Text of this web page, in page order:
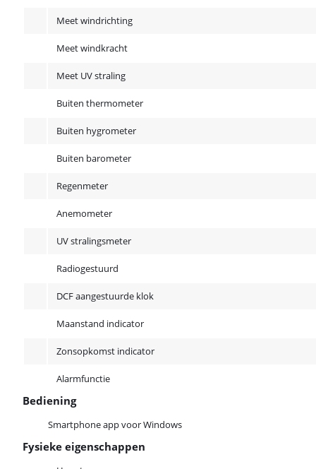
Meet windrichting
Meet windkracht
Meet UV straling
Buiten thermometer
Buiten hygrometer
Buiten barometer
Regenmeter
Anemometer
UV stralingsmeter
Radiogestuurd
DCF aangestuurde klok
Maanstand indicator
Zonsopkomst indicator
Alarmfunctie
Bediening
Smartphone app voor Windows
Fysieke eigenschappen